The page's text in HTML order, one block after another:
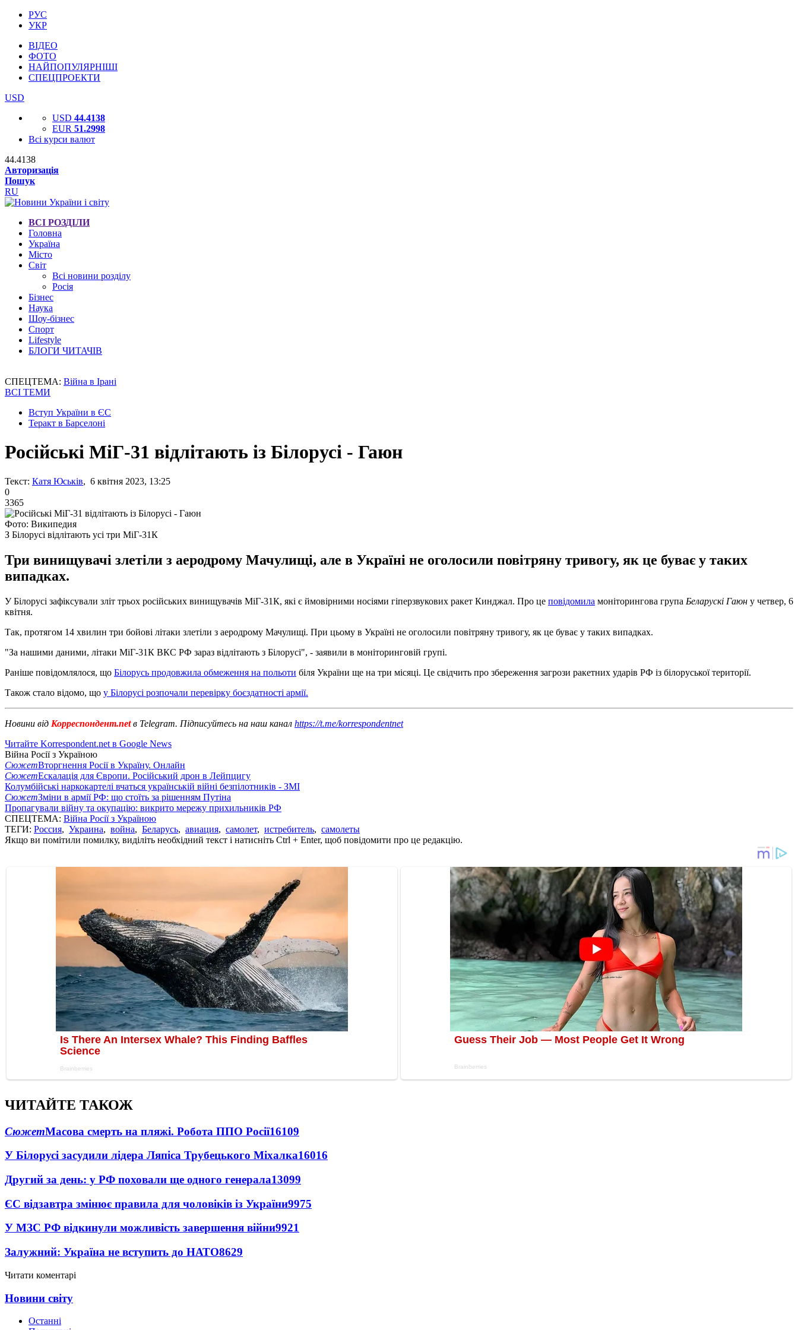
РУС
УКР
ВІДЕО
ФОТО
НАЙПОПУЛЯРНІШІ
СПЕЦПРОЕКТИ
USD
USD 44.4138
EUR 51.2998
Всі курси валют
44.4138
Авторизація
Пошук
RU
ВСІ РОЗДІЛИ
Головна
Україна
Місто
Світ
Всі новини розділу
Росія
Бізнес
Наука
Шоу-бізнес
Спорт
Lifestyle
БЛОГИ ЧИТАЧІВ
СПЕЦТЕМА: Війна в Ірані
ВСІ ТЕМИ
Вступ України в ЄС
Теракт в Барселоні
Російські МіГ-31 відлітають із Білорусі - Гаюн
Текст: Катя Юськів, 6 квітня 2023, 13:25
0
3365
Фото: Википедия
З Білорусі відлітають усі три МіГ-31К
Три винищувачі злетіли з аеродрому Мачулищі, але в Україні не оголосили повітряну тривогу, як це буває у таких
випадках.
У Білорусі зафіксували зліт трьох російських винищувачів МіГ-31К, які є ймовірними носіями гіперзвукових ракет Кинджал. Про це повідомила моніторингова група Беларускі Гаюн у четвер, 6
квітня.
Так, протягом 14 хвилин три бойові літаки злетіли з аеродрому Мачулищі. При цьому в Україні не оголосили повітряну тривогу, як це буває у таких випадках.
"За нашими даними, літаки МіГ-31К ВКС РФ зараз відлітають з Білорусі", - заявили в моніторинговій групі.
Раніше повідомлялося, що Білорусь продовжила обмеження на польоти біля України ще на три місяці. Це свідчить про збереження загрози ракетних ударів РФ із білоруської території.
Також стало відомо, що у Білорусі розпочали перевірку боєздатності армії.
Новини від Корреспондент.netв Telegram. Підписуйтесь на наш канал https://t.me/korrespondentnet
Читайте Korrespondent.net в Google News
Війна Росії з Україною
СюжетВторгнення Росії в Україну. Онлайн
СюжетЕскалація для Європи. Російський дрон в Лейпцигу
Колумбійські наркокартелі вчаться українській війні безпілотників - ЗМІ
СюжетЗміни в армії РФ: що стоїть за рішенням Путіна
Пропагували війну та окупацію: викрито мережу прихильників РФ
СПЕЦТЕМА: Війна Росії з Україною
ТЕГИ: Россия, Украина, война, Беларусь, авиация, самолет, истребитель, самолеты
Якщо ви помітили помилку, виділіть необхідний текст і натисніть Ctrl + Enter, щоб повідомити про це редакцію.
ЧИТАЙТЕ ТАКОЖ
СюжетМасова смерть на пляжі. Робота ППО Росії16109
У Білорусі засудили лідера Ляпіса Трубецького Міхалка16016
Другий за день: у РФ поховали ще одного генерала13099
ЄС відзавтра змінює правила для чоловіків із України9975
У МЗС РФ відкинули можливість завершення війни9921
Залужний: Україна не вступить до НАТО8629
Читати коментарі
Новини світу
Останні